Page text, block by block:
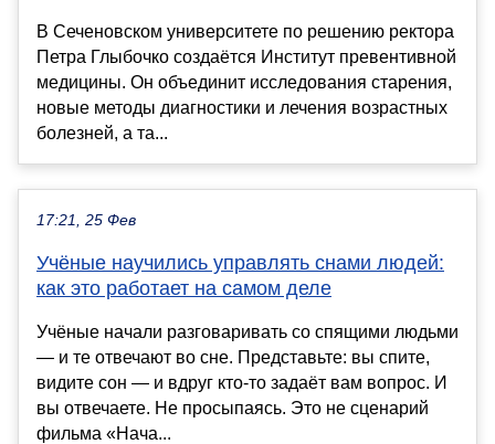
В Сеченовском университете по решению ректора
Петра Глыбочко создаётся Институт превентивной
медицины. Он объединит исследования старения,
новые методы диагностики и лечения возрастных
болезней, а та...
17:21, 25 Фев
Учёные научились управлять снами людей:
как это работает на самом деле
Учёные начали разговаривать со спящими людьми
— и те отвечают во сне. Представьте: вы спите,
видите сон — и вдруг кто-то задаёт вам вопрос. И
вы отвечаете. Не просыпаясь. Это не сценарий
фильма «Нача...